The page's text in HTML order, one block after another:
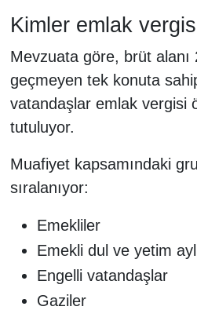
Kimler emlak
Mevzuata göre, brüt alanı
geçmeyen tek konuta
vatandaşlar emlak vergisi
tutuluyor.
Muafiyet kapsamındaki
sıralanıyor:
Emekliler
Emekli dul ve yetim
Engelli vatandaşlar
Gaziler